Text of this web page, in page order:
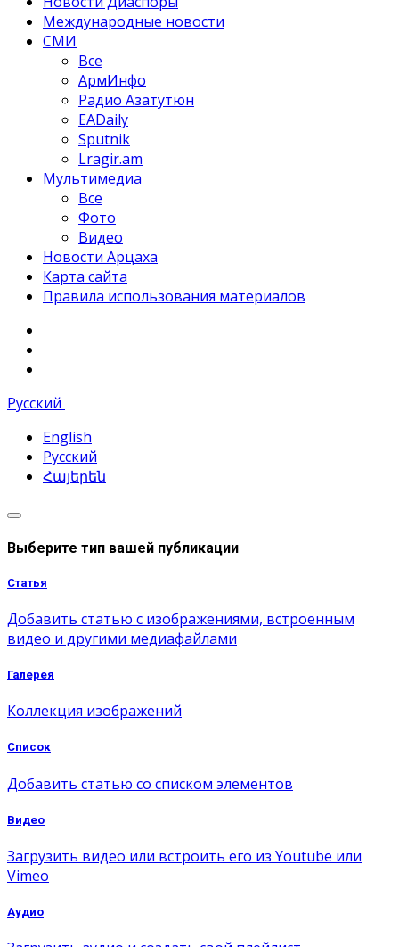
Международные новости
СМИ
Все
АрмИнфо
Радио Азатутюн
EADaily
Sputnik
Lragir.am
Мультимедиа
Все
Фото
Видео
Новости Арцаха
Карта сайта
Правила использования материалов
Русский
English
Русский
Հայերեն
Выберите тип вашей публикации
Статья
Добавить статью с изображениями, встроенным
видео и другими медиафайлами
Галерея
Коллекция изображений
Список
Добавить статью со списком элементов
Видео
Загрузить видео или встроить его из Youtube или
Vimeo
Аудио